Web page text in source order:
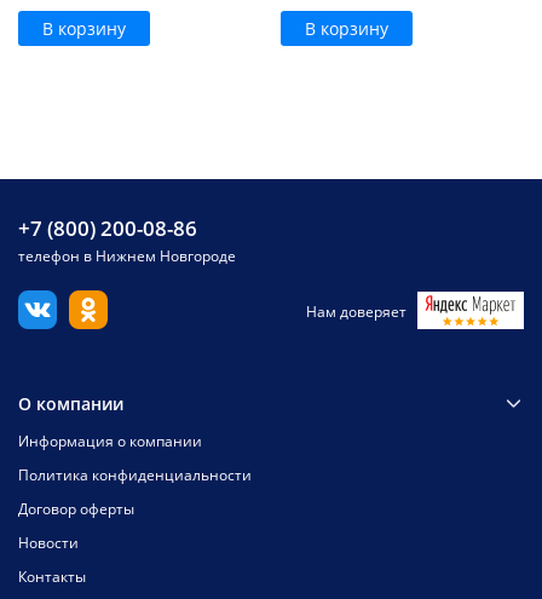
В корзину В корзину
+7 (800) 200-08-86
телефон в Нижнем Новгороде
Нам доверяет
О компании
Информация о компании
Политика конфиденциальности
Договор оферты
Новости
Контакты